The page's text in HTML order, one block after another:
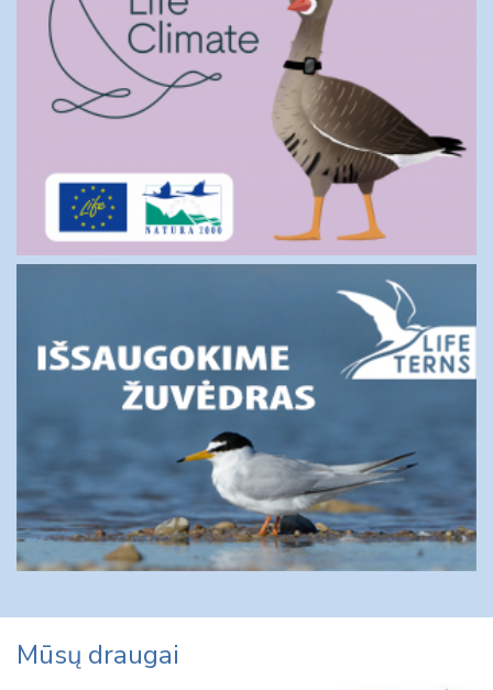
Mūsų draugai